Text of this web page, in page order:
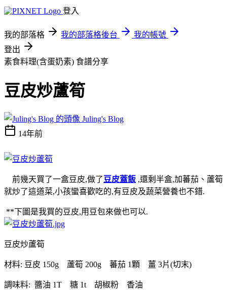
登入
我的部落格 我的部落格後台
我的帳號
登出
素食料理(含蛋奶素) 食譜分享
豆皮炒蘆筍
Juling's Blog
14年前
前幾天買了一盒豆皮,做了 豆皮蓋飯 ,還剩半盒,加蕃茄、蘆筍
就炒了這道菜,小孩蠻喜歡吃的,有豆皮及蔬菜營養也不錯.
**下圖是我買的豆皮,用豆包來做也可以.
豆皮炒蘆筍
材料: 豆皮 150g 蘆筍 200g 蕃茄 1顆 薑 3片(切末)
調味料: 醬油 1T 糖 1t 胡椒粉 香油